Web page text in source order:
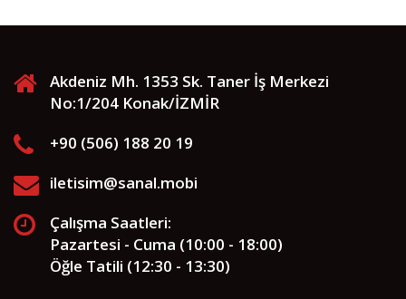
Akdeniz Mh. 1353 Sk. Taner İş Merkezi
No:1/204 Konak/İZMİR
+90 (506) 188 20 19
iletisim@sanal.mobi
Çalışma Saatleri:
Pazartesi - Cuma (10:00 - 18:00)
Öğle Tatili (12:30 - 13:30)